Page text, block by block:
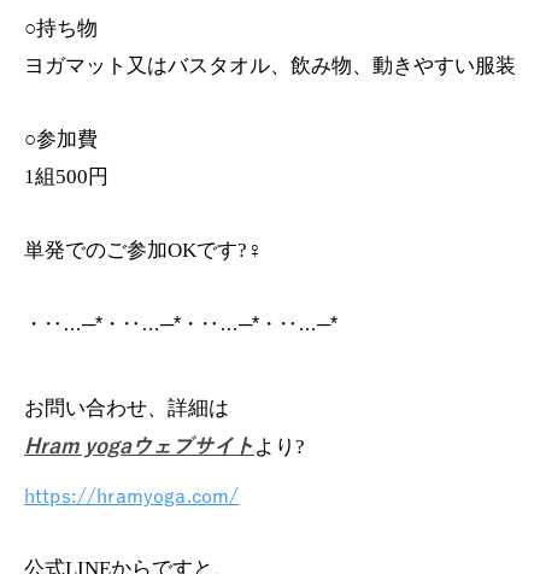
○持ち物
ヨガマット又はバスタオル、飲み物、動きやすい服装
○参加費
1組500円
単発でのご参加OKです?‍♀️
・‥…─*・‥…─*・‥…─*・‥…─*
お問い合わせ、詳細は
Hram yogaウェブサイト より?
https://hramyoga.com/
公式LINEからですと、